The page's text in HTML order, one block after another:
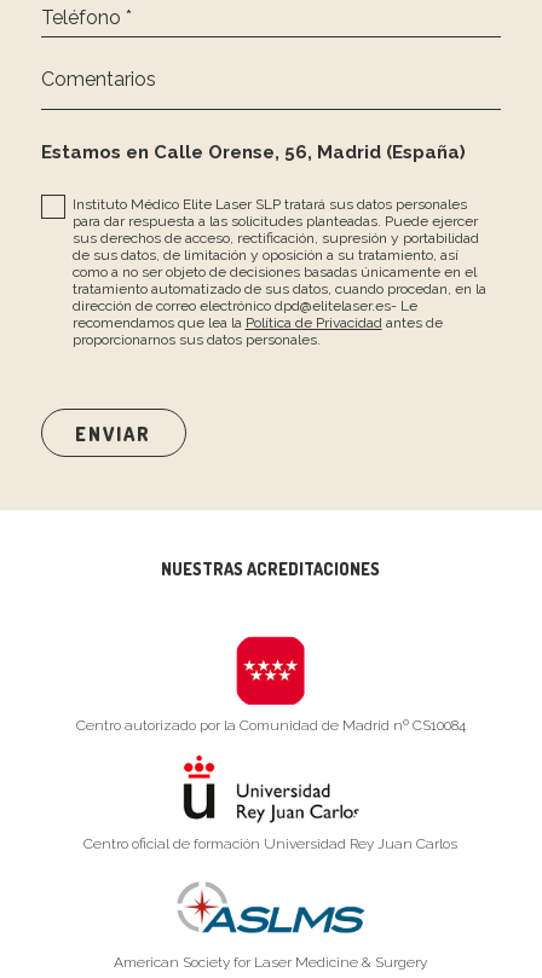
Teléfono *
Comentarios
Estamos en Calle Orense, 56, Madrid (España)
Instituto Médico Elite Laser SLP tratará sus datos personales
para dar respuesta a las solicitudes planteadas. Puede ejercer
sus derechos de acceso, rectificación, supresión y portabilidad
de sus datos, de limitación y oposición a su tratamiento, así
como a no ser objeto de decisiones basadas únicamente en el
tratamiento automatizado de sus datos, cuando procedan, en la
dirección de correo electrónico dpd@elitelaser.es- Le
recomendamos que lea la Política de Privacidadantes de
proporcionarnos sus datos personales.
NUESTRAS ACREDITACIONES
Centro autorizado por la Comunidad de Madrid nº CS10084
Centro oficial de formación Universidad Rey Juan Carlos
American Society for Laser Medicine & Surgery